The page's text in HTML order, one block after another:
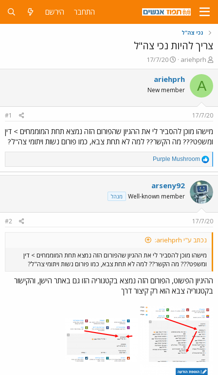
התחבר הירשם
נכי צה"ל
צריך להיות נכי צה"ל
פ
ו
ת
ח
ה
ו
ש
א
ariehprh
פ
ו
ר
ם
ר
י
ך
17/7/20
A
ariehprh
New member
17/7/20
#1
מישהו מוכן להסביר לי את ההגיון שהפורום הזה נמצא תחת המוממחים > דין
ומשפט??? מה הקשר?? למה לא תחת צבא, כמו פורום נשות ויתומי צה"ל?
R
e
a
c
t
i
o
s
Purple Mushroom
arseny92
Well-known member מנהל
17/7/20
#2
נכתב ע"י ariehprh:
מישהו מוכן להסביר לי את ההגיון שהפורום הזה נמצא תחת המוממחים > דין
ומשפט??? מה הקשר?? למה לא תחת צבא, כמו פורום נשות ויתומי צה"ל?
ההיגיון הפשוט, הפורום הזה נמצא בקטגוריה הזו גם באתר הישן, והקישור
בקטגוריה צבא הוא רק קיצור דרך